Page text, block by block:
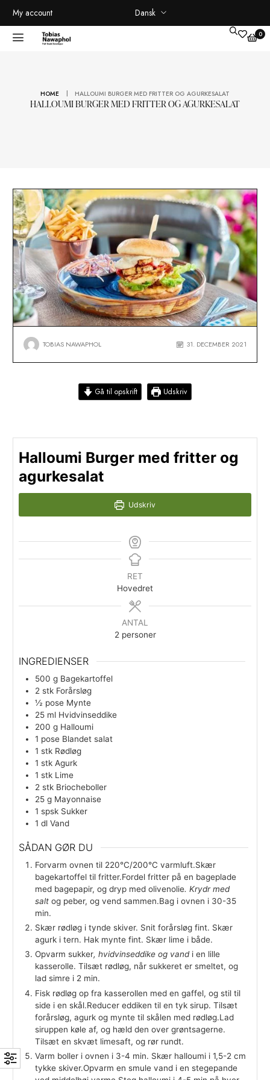
My account Dansk
HOME | HALLOUMI BURGER MED FRITTER OG AGURKESALAT
Gå til opskrift Udskriv
Halloumi Burger med fritter
agurkesalat
Udskriv
INGREDIENSER
500 g Bagekartoffel
2 stk Forårsløg
½ pose
25 ml Hvidvinseddike
200 g Halloumi
1 pose Blandet salat
1 stk Rødløg
1 stk Agurk
1 stk
2 stk Briocheboller
25 g Mayonnaise
1 spsk Sukker
1 dl Vand
SÅDAN GØR DU
Forvarm ovnen til 220°C/200°C varmluft.Skær
bagekartoffel til fritter.Fordel fritter på en
med bagepapir, og dryp med olivenolie
salt og peber, og vend sammen.Bag i ovnen i 30-
min.